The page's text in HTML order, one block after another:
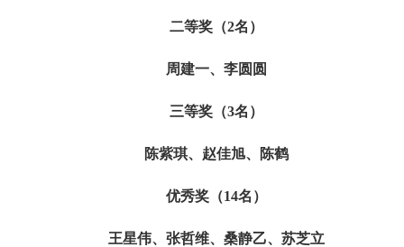
二等奖（2名）
周建一、 李圆圆
三等奖（3名）
陈紫琪、 赵佳旭、 陈鹤
优秀奖（14名）
王星伟、 张哲维、 桑静乙、 苏芝立